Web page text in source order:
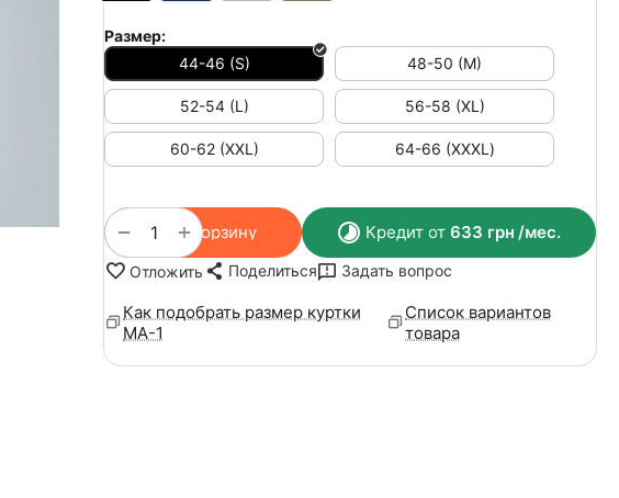
Размер:
44-46 (S)
48-50 (M)
52-54 (L) 56-58 (XL)
60-62 (XXL) 64-66 (ХХХL)
+
− В корзину Кредит от 633 грн /мес.
Отложить Поделиться Задать вопрос
Как подобрать размер куртки
MA-1
Список вариантов
товара